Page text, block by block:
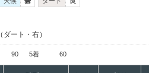
（ダート・右）
90 5着 60